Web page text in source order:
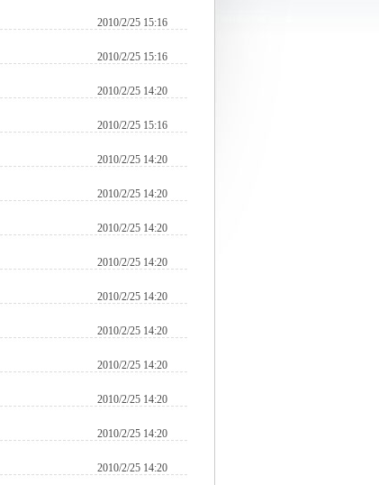
2010/2/25 15:16
2010/2/25 15:16
2010/2/25 14:20
2010/2/25 15:16
2010/2/25 14:20
2010/2/25 14:20
2010/2/25 14:20
2010/2/25 14:20
2010/2/25 14:20
2010/2/25 14:20
2010/2/25 14:20
2010/2/25 14:20
2010/2/25 14:20
2010/2/25 14:20